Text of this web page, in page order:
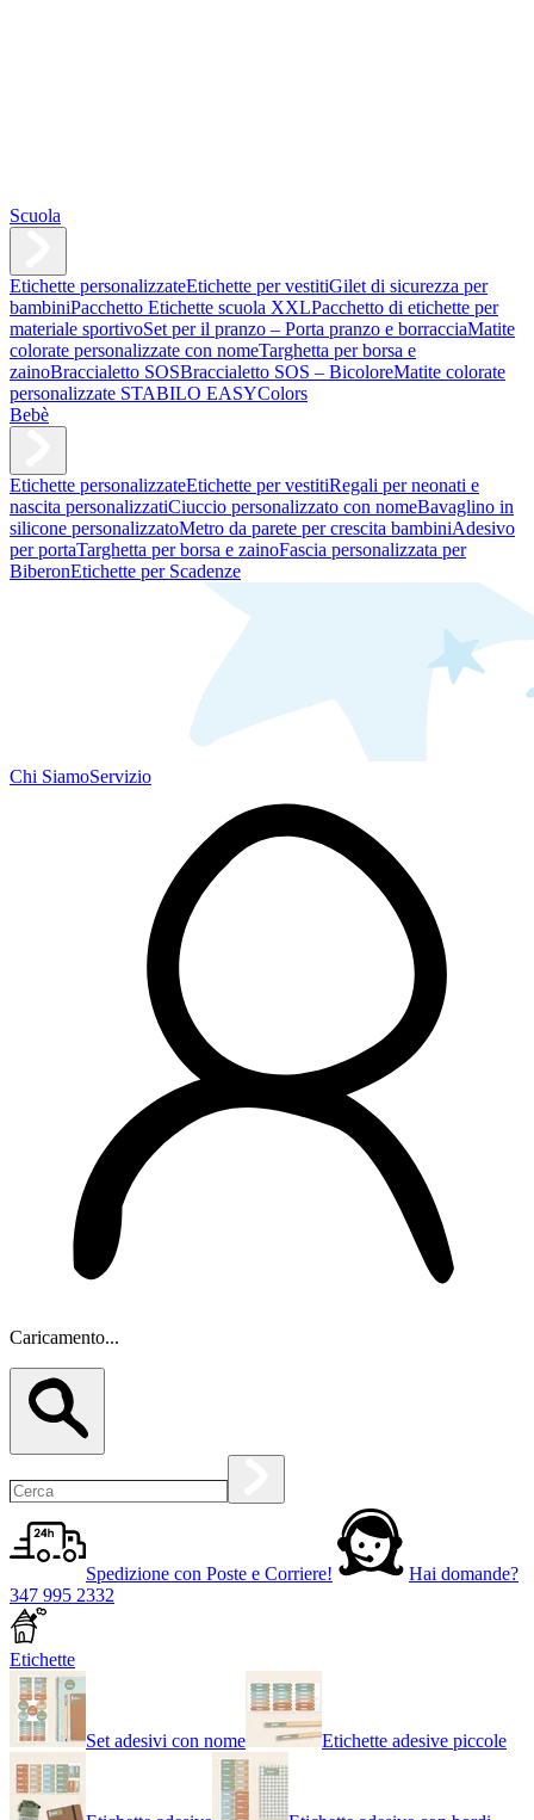
Scuola
Etichette personalizzateEtichette per vestitiGilet di sicurezza per
bambiniPacchetto Etichette scuola XXLPacchetto di etichette per
materiale sportivoSet per il pranzo – Porta pranzo e borracciaMatite
colorate personalizzate con nomeTarghetta per borsa e
zainoBraccialetto SOSBraccialetto SOS – BicoloreMatite colorate
personalizzate STABILO EASYColors
Bebè
Etichette personalizzateEtichette per vestitiRegali per neonati e
nascita personalizzatiCiuccio personalizzato con nomeBavaglino in
silicone personalizzatoMetro da parete per crescita bambiniAdesivo
per portaTarghetta per borsa e zainoFascia personalizzata per
BiberonEtichette per Scadenze
Chi SiamoServizio
Caricamento...
Spedizione con Poste e Corriere!
Hai domande?
347 995 2332
Etichette
Set adesivi con nome Etichette adesive piccole